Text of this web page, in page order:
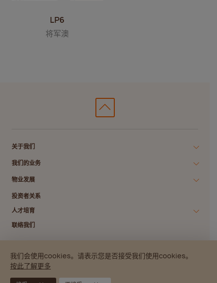
LP6
将军澳
关于我们
我们的业务
物业发展
投资者关系
人才培育
联络我们
私隐政策 数码存根政策 版权所有 免责声明 网站指南
我们会使用cookies。请表示您是否接受我们使用cookies。
按此了解更多